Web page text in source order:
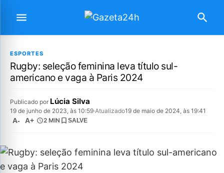
ESPORTES
Rugby: seleção feminina leva título sul-
americano e vaga à Paris 2024
Publicado por Lúcia Silva
19 de junho de 2023, às 10:59·Atualizado19 de maio de 2024, às 19:41
A- A+ 2 MIN SALVE